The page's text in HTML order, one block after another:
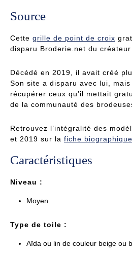
Source
Cette grille de point de croix
disparu Broderie.net du
Décédé en 2019, il avait créé
Son site a disparu avec lui, mais
récupérer ceux qu’il mettait
de la communauté des
Retrouvez l’intégralité des
et 2019 sur la fiche
Caractéristiques
Niveau :
Moyen.
Type de toile :
Aïda ou lin de couleur beige ou